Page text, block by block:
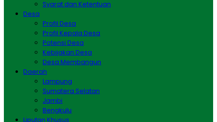
Syarat dan Ketentuan
Desa
Profil Desa
Profil Kepala Desa
Potensi Desa
Kebijakan Desa
Desa Membangun
Daerah
Lampung
Sumatera Selatan
Jambi
Bengkulu
Liputan Khusus